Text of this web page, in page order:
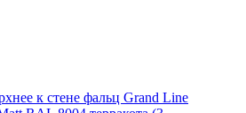
к стене фальц Grand Line